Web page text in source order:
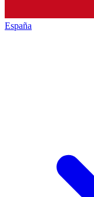
España